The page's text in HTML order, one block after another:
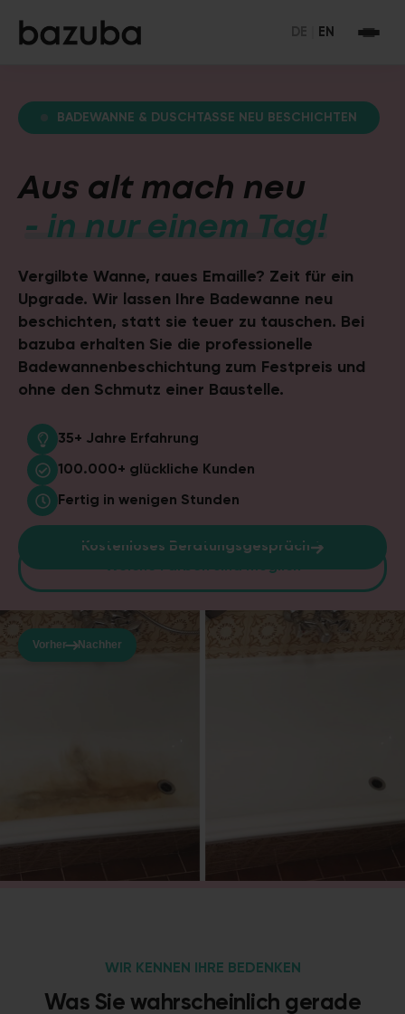
BADEWANNE & DUSCHTASSE NEU BESCHICHTEN
Aus alt mach neu
- in nur einem Tag!
Vergilbte Wanne, raues Emaille? Zeit für ein
Upgrade. Wir lassen Ihre Badewanne neu
beschichten, statt sie teuer zu tauschen. Bei
bazuba erhalten Sie die professionelle
Badewannenbeschichtung zum Festpreis und
ohne den Schmutz einer Baustelle.
35+ Jahre Erfahrung
100.000+ glückliche Kunden
Fertig in wenigen Stunden
Kostenloses Beratungsgespräch
Welche Farben sind möglich
Vorher Nachher
WIR KENNEN IHRE BEDENKEN
Was Sie wahrscheinlich gerade
EN